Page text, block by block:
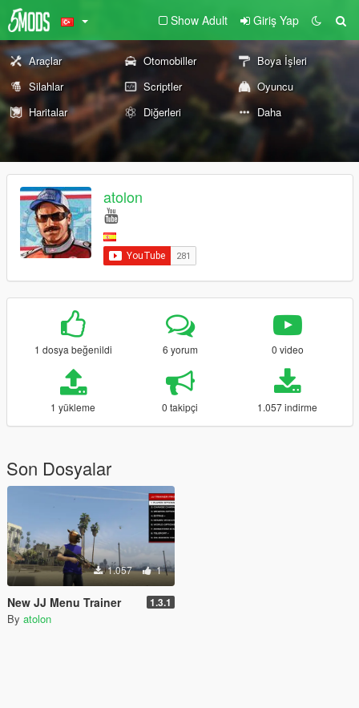
Show Adult Giriş Yap
Araçlar Otomobiller
Boya İşleri
Silahlar
Scriptler
Oyuncu
Haritalar
Diğerleri Daha
atolon
1 dosya beğenildi 6 yorum 0 video
1 yükleme 0 takipçi 1.057 indirme
Son Dosyalar
1.057 1
New JJ Menu Trainer 1.3.1
By atolon